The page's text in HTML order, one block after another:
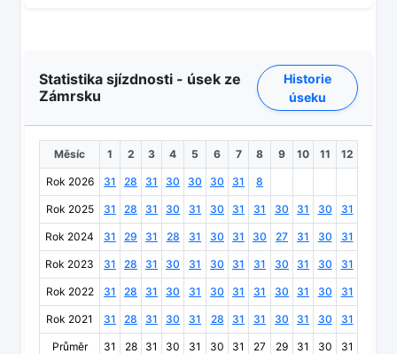
Statistika sjízdnosti - úsek ze
Zámrsku
Historie
úseku
Měsíc 1 2 3 4 5 6 7 8 9 10 11 12
Rok 2026 31 28 31 30 30 30 31 8
Rok 2025 31 28 31 30 31 30 31 31 30 31 30 31
Rok 2024 31 29 31 28 31 30 31 30 27 31 30 31
Rok 2023 31 28 31 30 31 30 31 31 30 31 30 31
Rok 2022 31 28 31 30 31 30 31 31 30 31 30 31
Rok 2021 31 28 31 30 31 28 31 31 30 31 30 31
Průměr 31 28 31 30 31 30 31 27 29 31 30 31